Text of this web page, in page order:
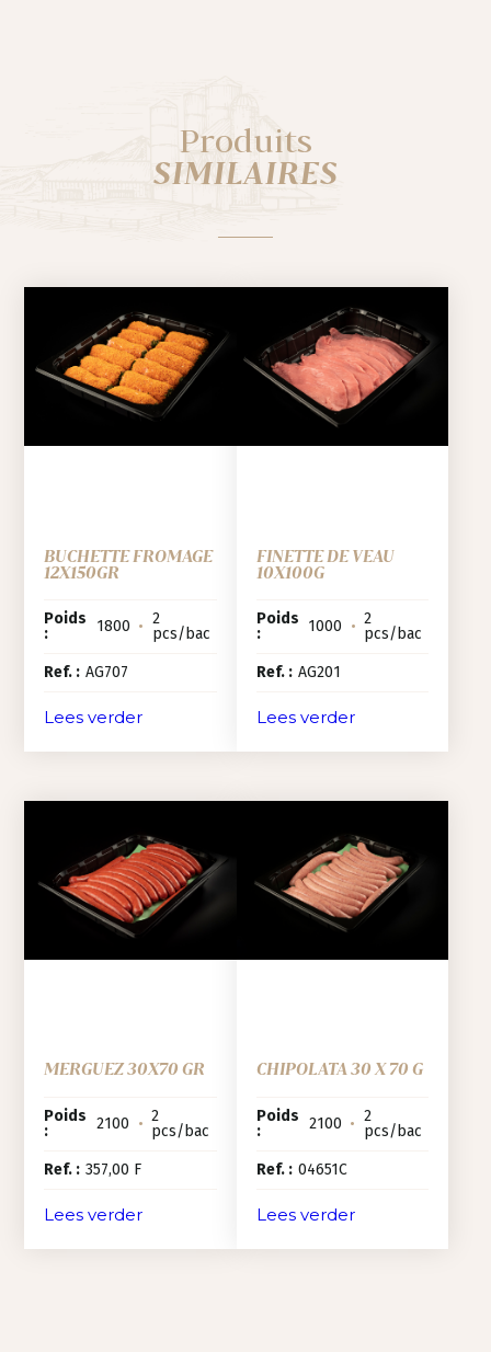
Produits
SIMILAIRES
BUCHETTE FROMAGE
12X150GR
Poids
:
1800 • 2
pcs/bac
Ref. : AG707
Lees verder
FINETTE DE VEAU
10X100G
Poids
:
1000 • 2
pcs/bac
Ref. : AG201
Lees verder
MERGUEZ 30X70 GR
Poids
:
2100 • 2
pcs/bac
Ref. : 357,00 F
Lees verder
CHIPOLATA 30 X 70 G
Poids
:
2100 • 2
pcs/bac
Ref. : 04651C
Lees verder